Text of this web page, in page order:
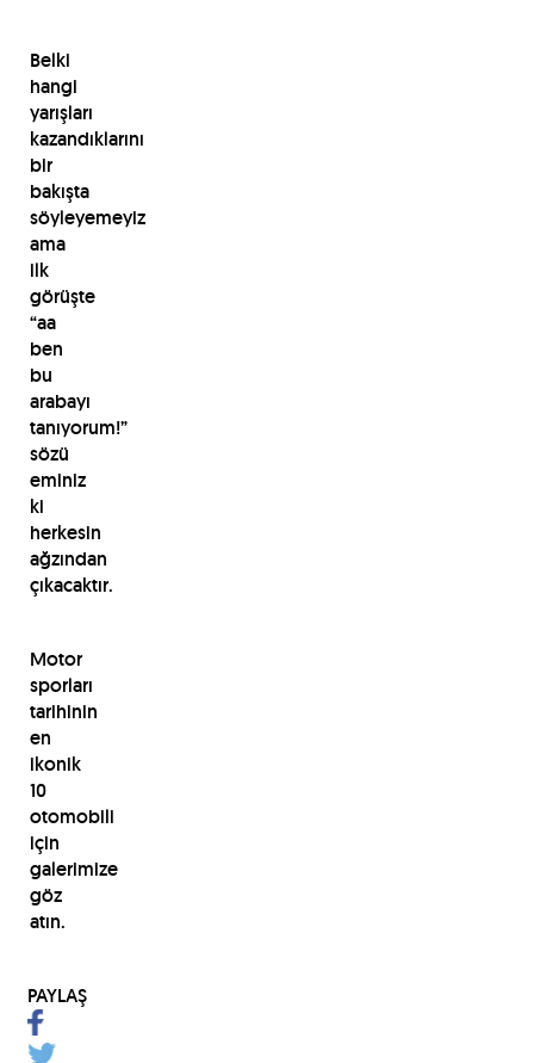
Belki
hangi
yarışları
kazandıklarını
bir
bakışta
söyleyemeyiz
ama
ilk
görüşte
“aa
ben
bu
arabayı
tanıyorum!”
sözü
eminiz
ki
herkesin
ağzından
çıkacaktır.
Motor
sporları
tarihinin
en
ikonik
10
otomobili
için
galerimize
göz
atın.
PAYLAŞ